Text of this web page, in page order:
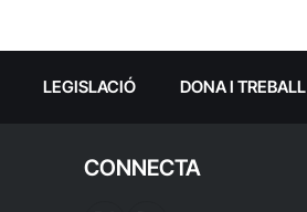
LEGISLACIÓ DONA I TREBALL
CONNECTA